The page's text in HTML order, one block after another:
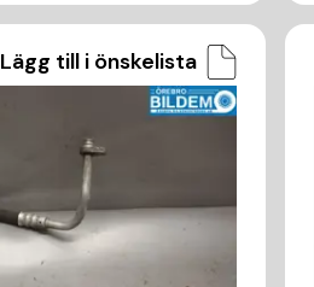
Lägg till i önskelista